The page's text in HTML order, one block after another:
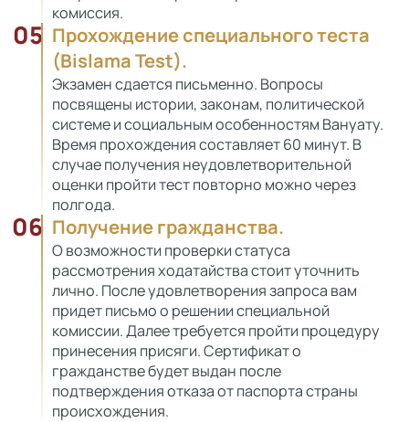
комиссия.
05 Прохождение специального теста
(Bislama Test).
Экзамен сдается письменно. Вопросы
посвящены истории, законам, политической
системе и социальным особенностям Вануату.
Время прохождения составляет 60 минут. В
случае получения неудовлетворительной
оценки пройти тест повторно можно через
полгода.
06 Получение гражданства.
О возможности проверки статуса
рассмотрения ходатайства стоит уточнить
лично. После удовлетворения запроса вам
придет письмо о решении специальной
комиссии. Далее требуется пройти процедуру
принесения присяги. Сертификат о
гражданстве будет выдан после
подтверждения отказа от паспорта страны
происхождения.